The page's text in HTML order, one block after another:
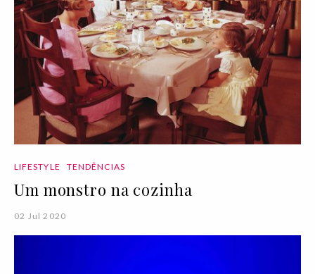
LIFESTYLE TENDÊNCIAS
Um monstro na cozinha
02 Jul 2020